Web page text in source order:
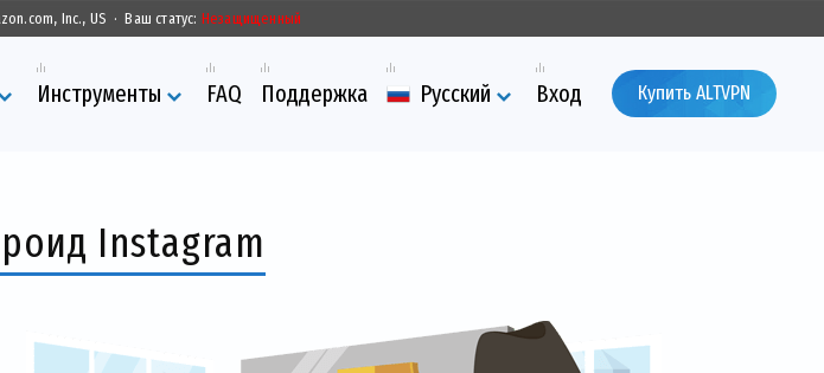
Inc., US · Ваш статус: Незащищенный
Инструменты FAQ Поддержка Русский Вход Купить ALTVPN
Instagram